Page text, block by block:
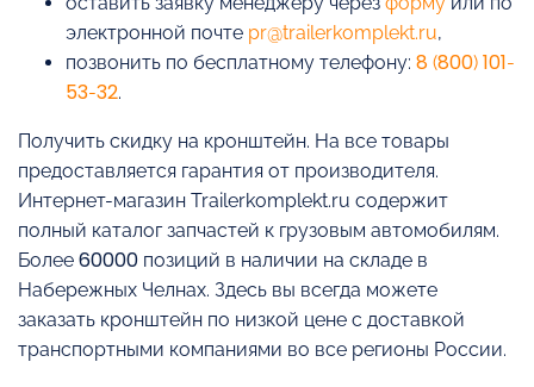
электронной почте pr@trailerkomplekt.ru,
позвонить по бесплатному телефону: 8 (800) 101-
53-32.
Получить скидку на кронштейн. На все товары
предоставляется гарантия от производителя.
Интернет-магазин Trailerkomplekt.ru содержит
полный каталог запчастей к грузовым автомобилям.
Более 60000 позиций в наличии на складе в
Набережных Челнах. Здесь вы всегда можете
заказать кронштейн по низкой цене с доставкой
транспортными компаниями во все регионы России.